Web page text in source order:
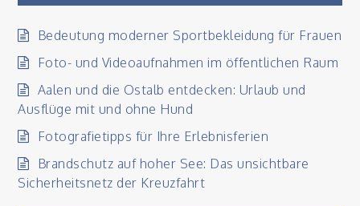
Bedeutung moderner Sportbekleidung für Frauen
Foto- und Videoaufnahmen im öffentlichen Raum
Aalen und die Ostalb entdecken: Urlaub und
Ausflüge mit und ohne Hund
Fotografietipps für Ihre Erlebnisferien
Brandschutz auf hoher See: Das unsichtbare
Sicherheitsnetz der Kreuzfahrt